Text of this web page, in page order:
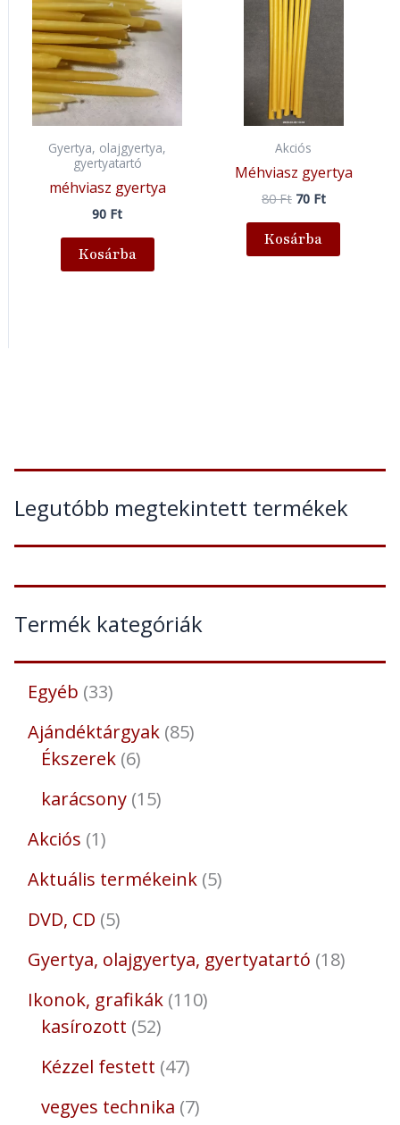
Legutóbb megtekintett termékek
Termék kategóriák
Egyéb 33
Ajándéktárgyak 85
Ékszerek 6
karácsony 15
Akciós 1
Aktuális termékeink 5
DVD, CD 5
Gyertya, olajgyertya, gyertyatartó 18
Ikonok, grafikák 110
kasírozott 52
Kézzel festett 47
vegyes technika 7
Gyertya, olajgyertya,
gyertyatartó
méhviasz gyertya
90 Ft
Kosárba
Akciós
Méhviasz gyertya
80Ft 70 Ft
Kosárba